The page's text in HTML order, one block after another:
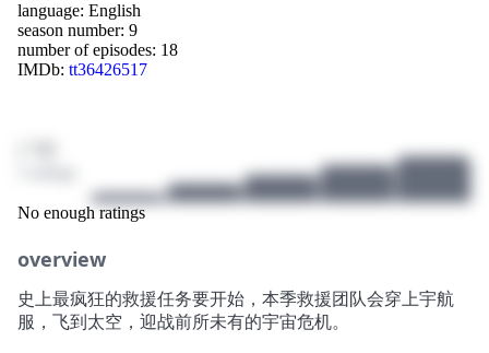
language: English
season number: 9
number of episodes: 18
IMDb: tt36426517
No enough ratings
overview
史上最疯狂的救援任务要开始，本季救援团队会穿上宇航
服，飞到太空，迎战前所未有的宇宙危机。